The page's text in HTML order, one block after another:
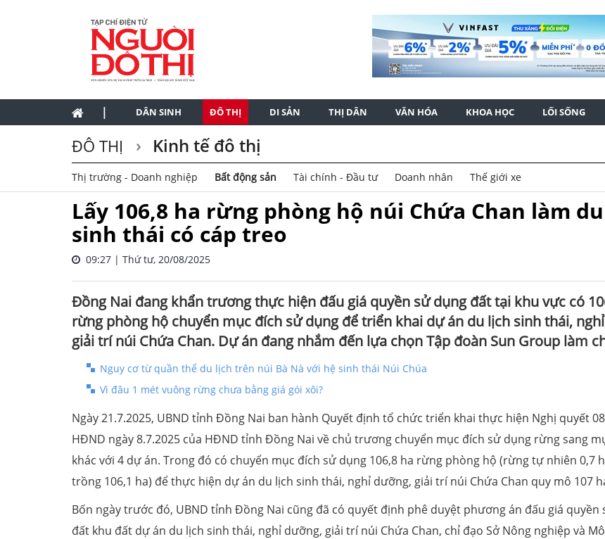
| DÂN SINH ĐÔ THỊ DI SẢN THỊ DÂN VĂN HÓA KHOA HỌC LỐI SỐNG
ĐÔ THỊ Kinh tế đô thị
Thị trường - Doanh nghiệp Bất động sản Tài chính - Đầu tư Doanh nhân Thế giới xe
Lấy 106,8 ha rừng phòng hộ núi Chứa Chan làm
sinh thái có cáp treo
09:27 | Thứ tư, 20/08/2025
Đồng Nai đang khẩn trương thực hiện đấu giá quyền sử dụng đất tại khu vực có
rừng phòng hộ chuyển mục đích sử dụng để triển khai dự án du lịch sinh thái,
giải trí núi Chứa Chan. Dự án đang nhắm đến lựa chọn Tập đoàn Sun Group làm
Nguy cơ từ quần thể du lịch trên núi Bà Nà với hệ sinh thái Núi Chúa
Vì đâu 1 mét vuông rừng chưa bằng giá gói xôi?
Ngày 21.7.2025, UBND tỉnh Đồng Nai ban hành Quyết định tổ chức triển khai thực hiện Nghị quyết
HĐND ngày 8.7.2025 của HĐND tỉnh Đồng Nai về chủ trương chuyển mục đích sử dụng rừng sang
khác với 4 dự án. Trong đó có chuyển mục đích sử dụng 106,8 ha rừng phòng hộ (rừng tự nhiên 0,7
trồng 106,1 ha) để thực hiện dự án du lịch sinh thái, nghỉ dưỡng, giải trí núi Chứa Chan quy mô 107
Bốn ngày trước đó, UBND tỉnh Đồng Nai cũng đã có quyết định phê duyệt phương án đấu giá quyền
đất khu đất dự án du lịch sinh thái, nghỉ dưỡng, giải trí núi Chứa Chan, chỉ đạo Sở Nông nghiệp và